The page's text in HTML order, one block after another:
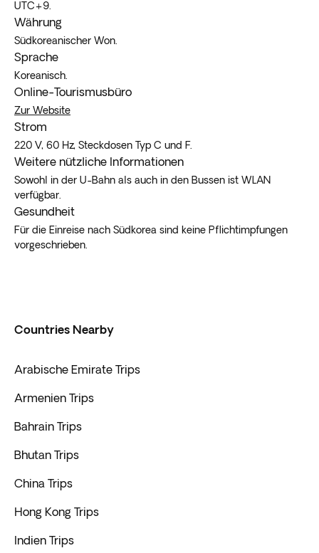
UTC+9.
Währung
Südkoreanischer Won.
Sprache
Koreanisch.
Online-Tourismusbüro
Zur Website
Strom
220 V, 60 Hz, Steckdosen Typ C und F.
Weitere nützliche Informationen
Sowohl in der U-Bahn als auch in den Bussen ist WLAN
verfügbar.
Gesundheit
Für die Einreise nach Südkorea sind keine Pflichtimpfungen
vorgeschrieben.
Countries Nearby
Arabische Emirate Trips
Armenien Trips
Bahrain Trips
Bhutan Trips
China Trips
Hong Kong Trips
Indien Trips